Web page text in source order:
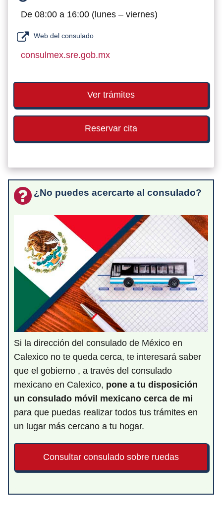
De 08:00 a 16:00 (lunes – viernes)
Web del consulado
consulmex.sre.gob.mx
Ver trámites
Reservar cita
¿No puedes acercarte al consulado?
Si la dirección del consulado de México en
Calexico no te queda cerca, te interesará saber
que el gobierno , a través del consulado
mexicano en Calexico, pone a tu disposición
un consulado móvil mexicano cerca de mi
para que puedas realizar todos tus trámites en
un lugar más cercano a tu hogar.
Consultar consulado sobre ruedas